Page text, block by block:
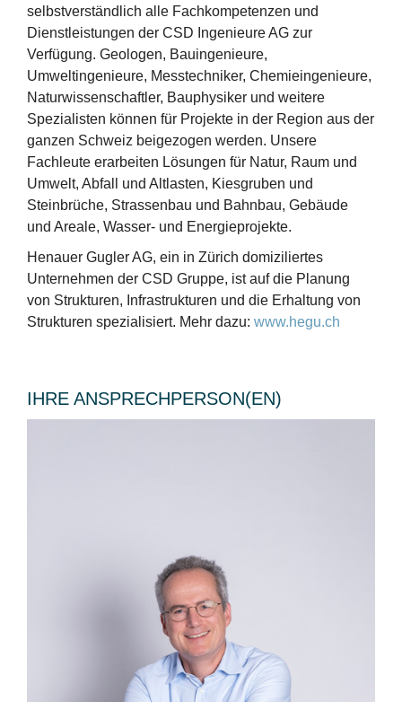
selbstverständlich alle Fachkompetenzen und
Dienstleistungen der CSD Ingenieure AG zur
Verfügung. Geologen, Bauingenieure,
Umweltingenieure, Messtechniker, Chemieingenieure,
Naturwissenschaftler, Bauphysiker und weitere
Spezialisten können für Projekte in der Region aus der
ganzen Schweiz beigezogen werden. Unsere
Fachleute erarbeiten Lösungen für Natur, Raum und
Umwelt, Abfall und Altlasten, Kiesgruben und
Steinbrüche, Strassenbau und Bahnbau, Gebäude
und Areale, Wasser- und Energieprojekte.
Henauer Gugler AG, ein in Zürich domiziliertes
Unternehmen der CSD Gruppe, ist auf die Planung
von Strukturen, Infrastrukturen und die Erhaltung von
Strukturen spezialisiert. Mehr dazu: www.hegu.ch
IHRE ANSPRECHPERSON(EN)